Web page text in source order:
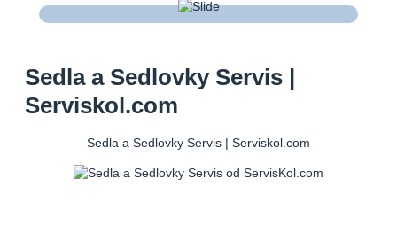
Sedla a Sedlovky Servis |
Serviskol.com
Sedla a Sedlovky Servis | Serviskol.com